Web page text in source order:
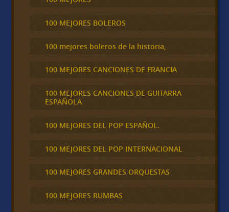
100 MEJORES BOLEROS
100 mejores boleros de la historia,
100 MEJORES CANCIONES DE FRANCIA
100 MEJORES CANCIONES DE GUITARRA
ESPAÑOLA
100 MEJORES DEL POP ESPAÑOL.
100 MEJORES DEL POP INTERNACIONAL
100 MEJORES GRANDES ORQUESTAS
100 MEJORES RUMBAS